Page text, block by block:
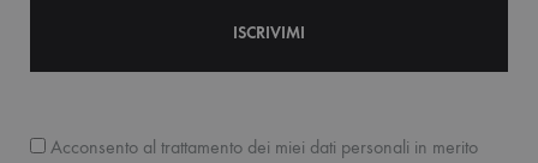
Acconsento al trattamento dei miei dati personali in merito